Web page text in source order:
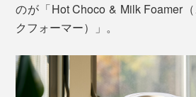
のが「Hot Choco & Milk Foamer
クフォーマー）」。